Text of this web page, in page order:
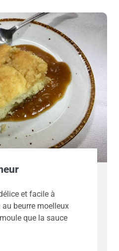
et facile à
au beurre moelleux
que la sauce